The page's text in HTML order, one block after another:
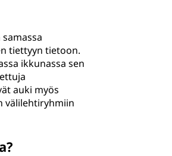
tiettyyn tietoon.
ikkunassa sen
auki myös
välilehtiryhmiin